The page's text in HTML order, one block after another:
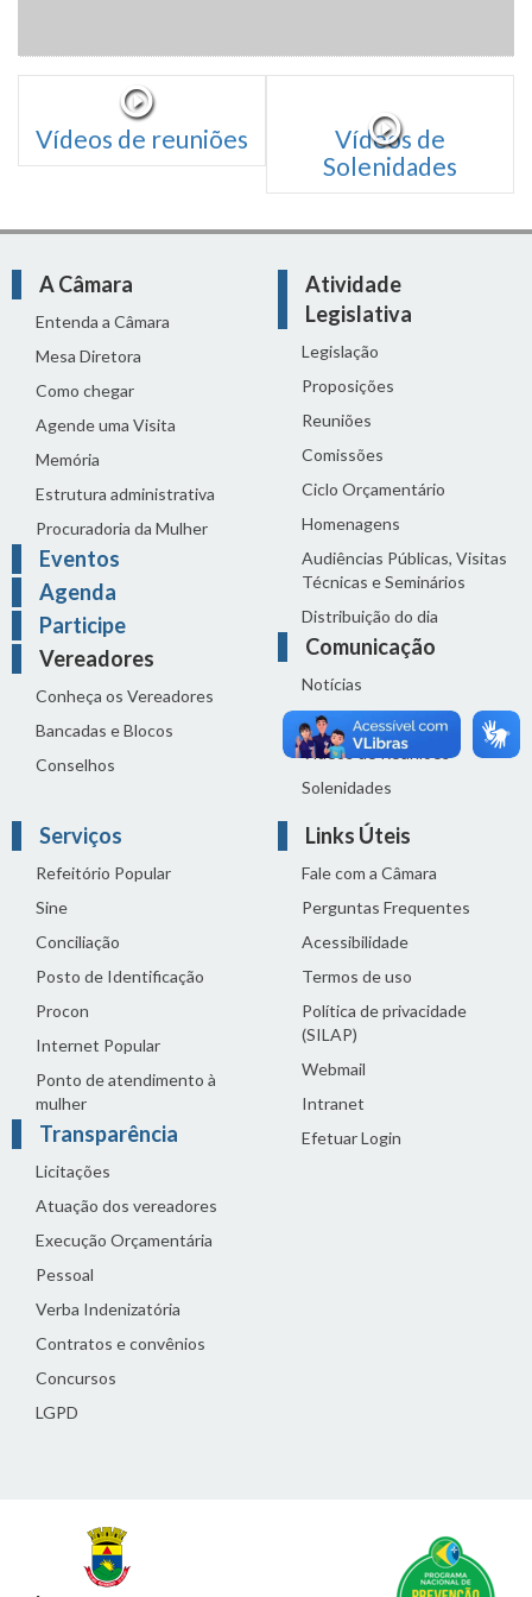
Vídeos de reuniões
Vídeos de
Solenidades
A Câmara
Entenda a Câmara
Mesa Diretora
Como chegar
Agende uma Visita
Memória
Estrutura administrativa
Procuradoria da Mulher
Eventos
Agenda
Participe
Vereadores
Conheça os Vereadores
Bancadas e Blocos
Conselhos
Atividade
Legislativa
Legislação
Proposições
Reuniões
Comissões
Ciclo Orçamentário
Homenagens
Audiências Públicas, Visitas
Técnicas e Seminários
Distribuição do dia
Comunicação
Notícias
Sala de Imprensa
Vídeos de Reuniões
Solenidades
Serviços
Refeitório Popular
Sine
Conciliação
Posto de Identificação
Procon
Internet Popular
Ponto de atendimento à
mulher
Transparência
Licitações
Atuação dos vereadores
Execução Orçamentária
Pessoal
Verba Indenizatória
Contratos e convênios
Concursos
LGPD
Links Úteis
Fale com a Câmara
Perguntas Frequentes
Acessibilidade
Termos de uso
Política de privacidade
(SILAP)
Webmail
Intranet
Efetuar Login